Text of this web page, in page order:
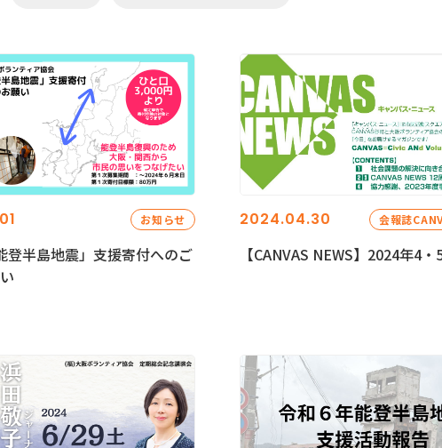
お知らせ
登半島地震」支援寄付へのご
2024.04.30 会報誌
【CANVAS NEWS】2024年4